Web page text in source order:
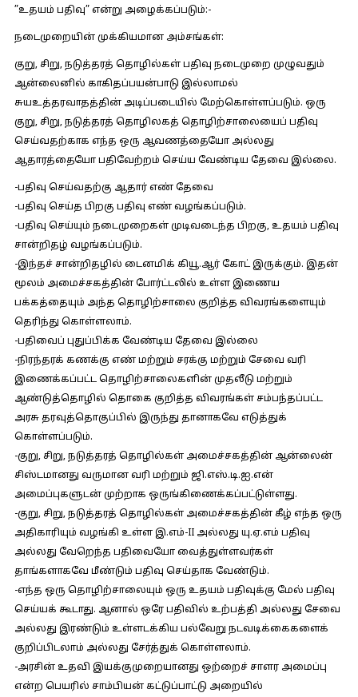
”உதயம் பதிவு” என்று அழைக்கப்படும்:-
நடைமுறையின் முக்கியமான அம்சங்கள்:
குறு, சிறு, நடுத்தரத் தொழில்கள் பதிவு நடைமுறை முழுவதும்
ஆன்லைனில் காகிதப்பயன்பாடு இல்லாமல்
சுயஉத்தரவாதத்தின் அடிப்படையில் மேற்கொள்ளப்படும். ஒரு
குறு, சிறு, நடுத்தரத் தொழிலகத் தொழிற்சாலையைப் பதிவு
செய்வதற்காக எந்த ஒரு ஆவணத்தையோ அல்லது
ஆதாரத்தையோ பதிவேற்றம் செய்ய வேண்டிய தேவை இல்லை.
-பதிவு செய்வதற்கு ஆதார் எண் தேவை
-பதிவு செய்த பிறகு பதிவு எண் வழங்கப்படும்.
-பதிவு செய்யும் நடைமுறைகள் முடிவடைந்த பிறகு, உதயம் பதிவு
சான்றிதழ் வழங்கப்படும்.
-இந்தச் சான்றிதழில் டைனமிக் கியூ.ஆர் கோட் இருக்கும். இதன்
மூலம் அமைச்சகத்தின் போர்ட்டலில் உள்ள இணைய
பக்கத்தையும் அந்த தொழிற்சாலை குறித்த விவரங்களையும்
தெரிந்து கொள்ளலாம்.
-பதிவைப் புதுப்பிக்க வேண்டிய தேவை இல்லை
-நிரந்தரக் கணக்கு எண் மற்றும் சரக்கு மற்றும் சேவை வரி
இணைக்கப்பட்ட தொழிற்சாலைகளின் முதலீடு மற்றும்
ஆண்டுத்தொழில் தொகை குறித்த விவரங்கள் சம்பந்தப்பட்ட
அரசு தரவுத்தொகுப்பில் இருந்து தானாகவே எடுத்துக்
கொள்ளப்படும்.
-குறு, சிறு, நடுத்தரத் தொழில்கள் அமைச்சகத்தின் ஆன்லைன்
சிஸ்டமானது வருமான வரி மற்றும் ஜி.எஸ்.டி.ஐ.என்
அமைப்புகளுடன் முற்றாக ஒருங்கிணைக்கப்பட்டுள்ளது.
-குறு, சிறு, நடுத்தரத் தொழில்கள் அமைச்சகத்தின் கீழ் எந்த ஒரு
அதிகாரியும் வழங்கி உள்ள இ.எம்-II அல்லது யு.ஏ.எம் பதிவு
அல்லது வேறெந்த பதிவையோ வைத்துள்ளவர்கள்
தாங்களாகவே மீண்டும் பதிவு செய்தாக வேண்டும்.
-எந்த ஒரு தொழிற்சாலையும் ஒரு உதயம் பதிவுக்கு மேல் பதிவு
செய்யக் கூடாது. ஆனால் ஒரே பதிவில் உற்பத்தி அல்லது சேவை
அல்லது இரண்டும் உள்ளடக்கிய பல்வேறு நடவடிக்கைகளைக்
குறிப்பிடலாம் அல்லது சேர்த்துக் கொள்ளலாம்.
-அரசின் உதவி இயக்குமுறையானது ஒற்றைச் சாளர அமைப்பு
என்ற பெயரில் சாம்பியன் கட்டுப்பாட்டு அறையில்